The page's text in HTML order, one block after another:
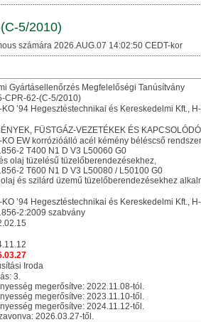
5/2010)
számára 2026.AUG.07 14:02:50 CEDT-kor
Gyártásellenőrzés Megfelelőségi Tanúsítvány
CPR-62-(C-5/2010)
’94 Hegesztéstechnikai és Kereskedelmi Kft.,
FÜSTGÁZ-VEZETÉKEK ÉS
KO EW korrózióálló acél kémény béléscső rendszer
2 T400 N1 D V3 L50060 G0
olaj tüzelésű tüzelőberendezésekhez,
2 T600 N1 D V3 L50080 / L50100 G0
és szilárd üzemű tüzelőberendezésekhez
’94 Hegesztéstechnikai és Kereskedelmi Kft.,
2:2009 szabvány
Iroda
3.
megerősítve: 2022.11.08-tól.
megerősítve: 2023.11.10-től.
megerősítve: 2024.11.12-től.
2026.03.27-től.